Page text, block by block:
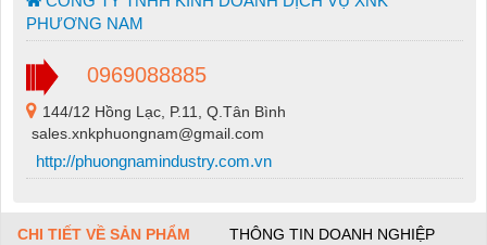
PHƯƠNG NAM
0969088885
144/12 Hồng Lạc, P.11, Q.Tân Bình
sales.xnkphuongnam@gmail.com
http://phuongnamindustry.com.vn
CHI TIẾT VỀ SẢN PHẨM THÔNG TIN DOANH NGHIỆP